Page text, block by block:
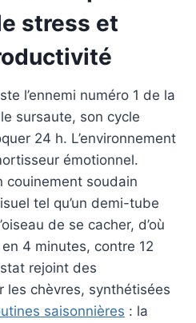
stress et
l’ennemi numéro 1 de la
sursaute, son cycle
24 h. L’environnement
émotionnel.
couinement soudain
tel qu’un demi-tube
de se cacher, d’où
4 minutes, contre 12
rejoint des
les chèvres, synthétisées
saisonnières : la